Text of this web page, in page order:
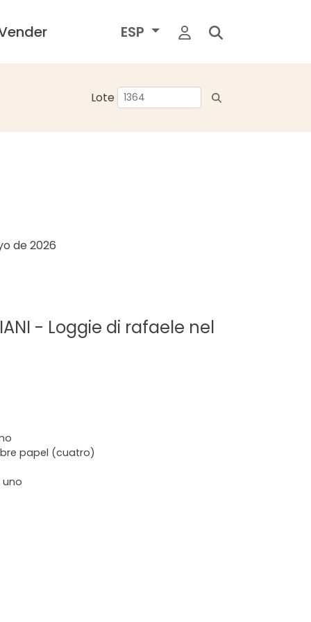
ESP
Lote
de 2026
- Loggie di rafaele nel
papel (cuatro)
uno